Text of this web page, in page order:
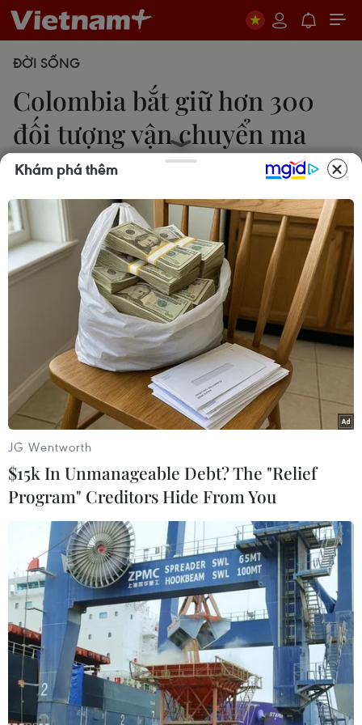
ĐỜI SỐNG
Colombia bắt giữ hơn 300
đối tượng vận chuyển ma
túy
Quang Sơn/Buenos Aires
10/01/2014 02:13
Năm 2013, cảnh sát Colombia đã bắt giữ 328 đối
tượng được các nhóm tội phạm thuê vận chuyển
ma túy ra khỏi nước này.
Một vụ bắt giữ ma túy tại Colombia năm 2013. (Nguồn: Cảnh
sát Colombia)
Cảnh sát quốc gia Colombia cho biết năm ngoái
nước này đã bắt giữ 328 đối tượng, trong đó có
131 người nước ngoài, được các nhóm tội phạm
thuê vận chuyển ma túy ra khỏi nước này.
Khám phá thêm
JG Wentworth
$15k In Unmanageable Debt? The "Relief
Program" Creditors Hide From You